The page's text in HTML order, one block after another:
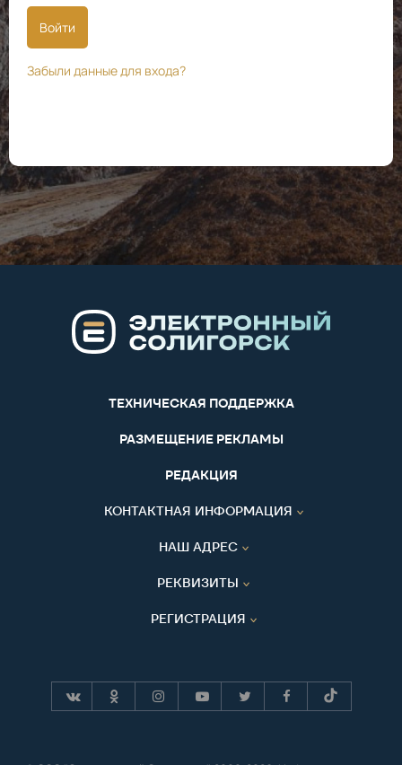
Войти
Забыли данные для входа?
ТЕХНИЧЕСКАЯ ПОДДЕРЖКА
РАЗМЕЩЕНИЕ РЕКЛАМЫ
РЕДАКЦИЯ
КОНТАКТНАЯ ИНФОРМАЦИЯ
НАШ АДРЕС
РЕКВИЗИТЫ
РЕГИСТРАЦИЯ